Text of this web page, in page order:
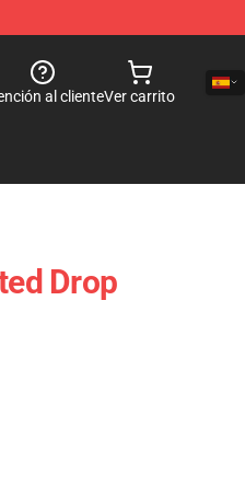
al clienteVer carrito
Drop